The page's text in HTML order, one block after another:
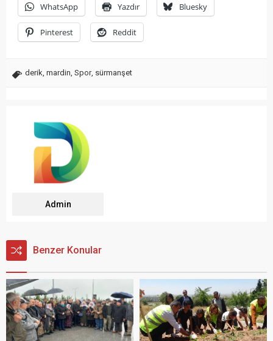
WhatsApp Yazdır Bluesky
Pinterest Reddit
derik mardin Spor, sürmanşet
Admin
Benzer Konular